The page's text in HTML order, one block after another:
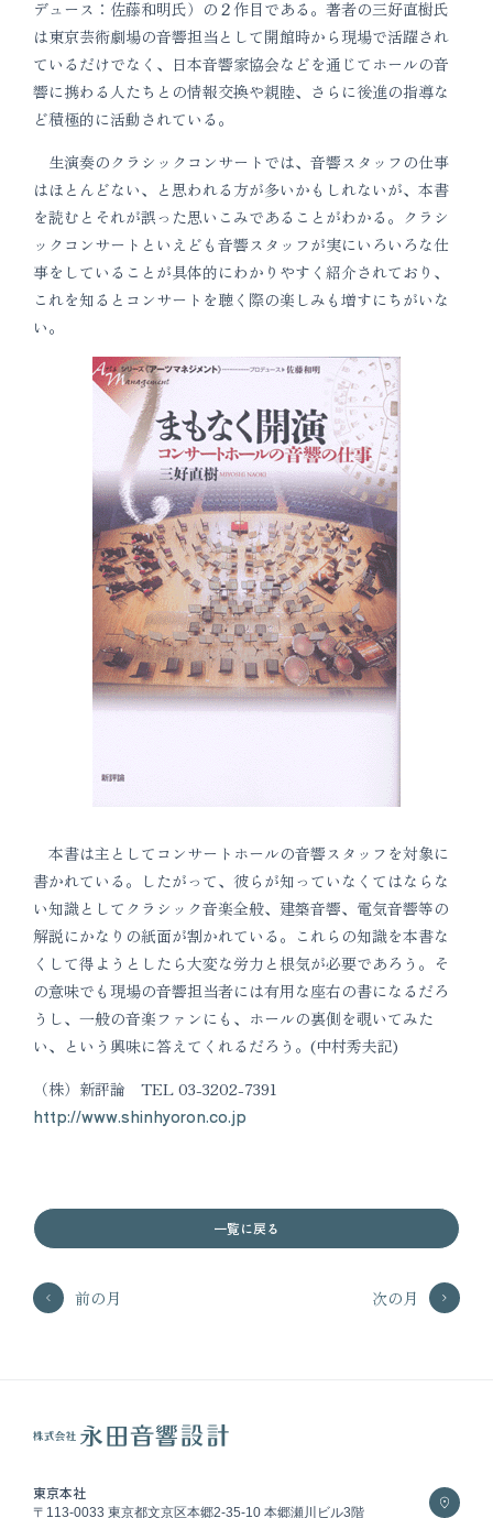
デュース：佐藤和明氏）の２作目である。著者の三好直樹氏
は東京芸術劇場の音響担当として開館時から現場で活躍され
ているだけでなく、日本音響家協会などを通じてホールの音
響に携わる人たちとの情報交換や親睦、さらに後進の指導な
ど積極的に活動されている。
生演奏のクラシックコンサートでは、音響スタッフの仕事
はほとんどない、と思われる方が多いかもしれないが、本書
を読むとそれが誤った思いこみであることがわかる。クラシ
ックコンサートといえども音響スタッフが実にいろいろな仕
事をしていることが具体的にわかりやすく紹介されており、
これを知るとコンサートを聴く際の楽しみも増すにちがいな
い。
本書は主としてコンサートホールの音響スタッフを対象に
書かれている。したがって、彼らが知っていなくてはならな
い知識としてクラシック音楽全般、建築音響、電気音響等の
解説にかなりの紙面が割かれている。これらの知識を本書な
くして得ようとしたら大変な労力と根気が必要であろう。そ
の意味でも現場の音響担当者には有用な座右の書になるだろ
うし、一般の音楽ファンにも、ホールの裏側を覗いてみた
い、という興味に答えてくれるだろう。(中村秀夫記)
（株）新評論 TEL 03-3202-7391
http://www.shinhyoron.co.jp
前の月
一覧に戻る
次の月
東京本社
〒113-0033 東京都文京区本郷2-35-10 本郷瀬川ビル3階